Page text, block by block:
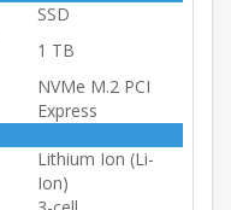
SSD
1 TB
NVMe M.2 PCI
Express
Lithium Ion (Li-
Ion)